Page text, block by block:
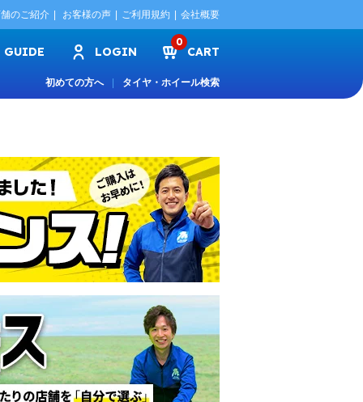
のご紹介 お客様の声 ご利用規約 会社概要
GUIDE LOGIN
0
CART
初めての方へ タイヤ・ホイール検索